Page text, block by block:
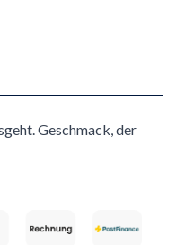
Geschmack, der